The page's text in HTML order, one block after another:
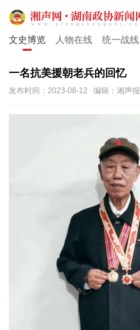
文史博览 人物在线 统一战线
一名抗美援朝老兵的回忆
发布时间：2023-08-12 编辑：湘声报